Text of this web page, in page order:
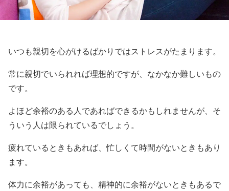
いつも親切を心がけるばかりではストレスがたまります。
常に親切でいられれば理想的ですが、なかなか難しいもの
です。
よほど余裕のある人であればできるかもしれませんが、そ
ういう人は限られているでしょう。
疲れているときもあれば、忙しくて時間がないときもあり
ます。
体力に余裕があっても、精神的に余裕がないときもあるで